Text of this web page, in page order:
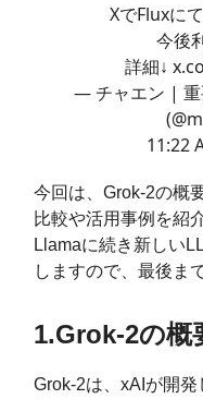
XでFluxに
今後
詳細↓
— チャエン | 重
11:22
今回は、Grok-2の概
比較や活用事例を紹
Llamaに続き新しい
しますので、最後ま
1.Grok-2の概
Grok-2は、xAIが開